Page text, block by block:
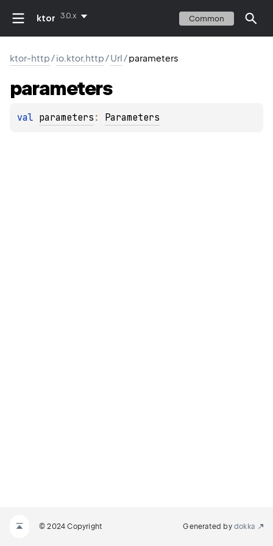
ktor 3.0.x Common
ktor-http/io.ktor.http/Url/parameters
parameters
val parameters : Parameters
© 2024 Copyright Generated by dokka